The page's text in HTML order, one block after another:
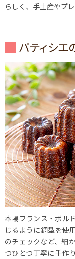
らしく、手土産やプ
パティシエ
本場フランス・ボル
じるように銅型を使
のチェックなど、細
つひとつ丁寧に手作